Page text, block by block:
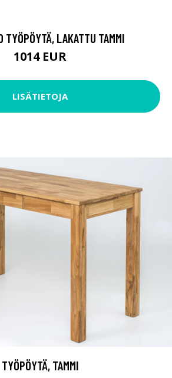
TYÖPÖYTÄ, LAKATTU TAMMI
1014 EUR
LISÄTIETOJA
TYÖPÖYTÄ, TAMMI